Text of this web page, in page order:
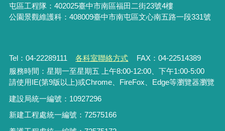
屯區工程隊：402025臺中市南區福田二街23號4樓
公園景觀維護科：408009臺中市南屯區文心南五路一段331號
Tel：04-22289111 各科室聯絡方式
FAX：04-22514389
服務時間：星期一至星期五 上午8:00-12:00、下午1:00-5:00
請使用IE(第9版以上)或Chrome、FireFox、Edge等瀏覽器瀏覽
建設局統一編號：10927296
新建工程處統一編號 ： 72575166